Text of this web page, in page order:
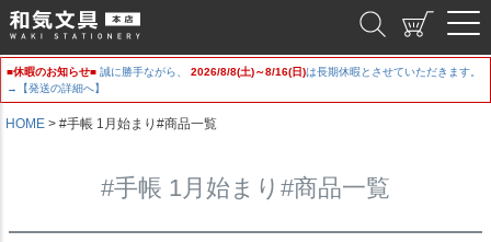
■休暇のお知らせ■ 誠に勝手ながら、 2026/8/8(土)～8/16(日)は長期休暇とさせていただきます。
→【発送の詳細へ】
HOME #手帳 1月始まり#商品一覧
#手帳 1月始まり#商品一覧
登録順
価格が安い順
価格が高い順
優先度順
レビュー順
検索